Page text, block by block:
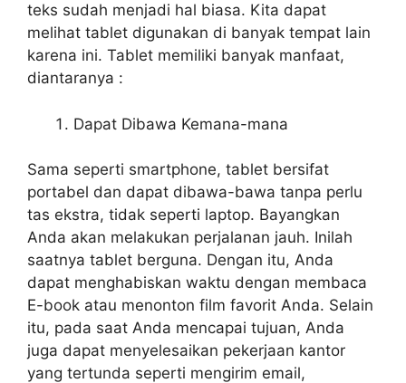
teks sudah menjadi hal biasa. Kita dapat
melihat tablet digunakan di banyak tempat lain
karena ini. Tablet memiliki banyak manfaat,
diantaranya :
Dapat Dibawa Kemana-mana
Sama seperti smartphone, tablet bersifat
portabel dan dapat dibawa-bawa tanpa perlu
tas ekstra, tidak seperti laptop. Bayangkan
Anda akan melakukan perjalanan jauh. Inilah
saatnya tablet berguna. Dengan itu, Anda
dapat menghabiskan waktu dengan membaca
E-book atau menonton film favorit Anda. Selain
itu, pada saat Anda mencapai tujuan, Anda
juga dapat menyelesaikan pekerjaan kantor
yang tertunda seperti mengirim email,